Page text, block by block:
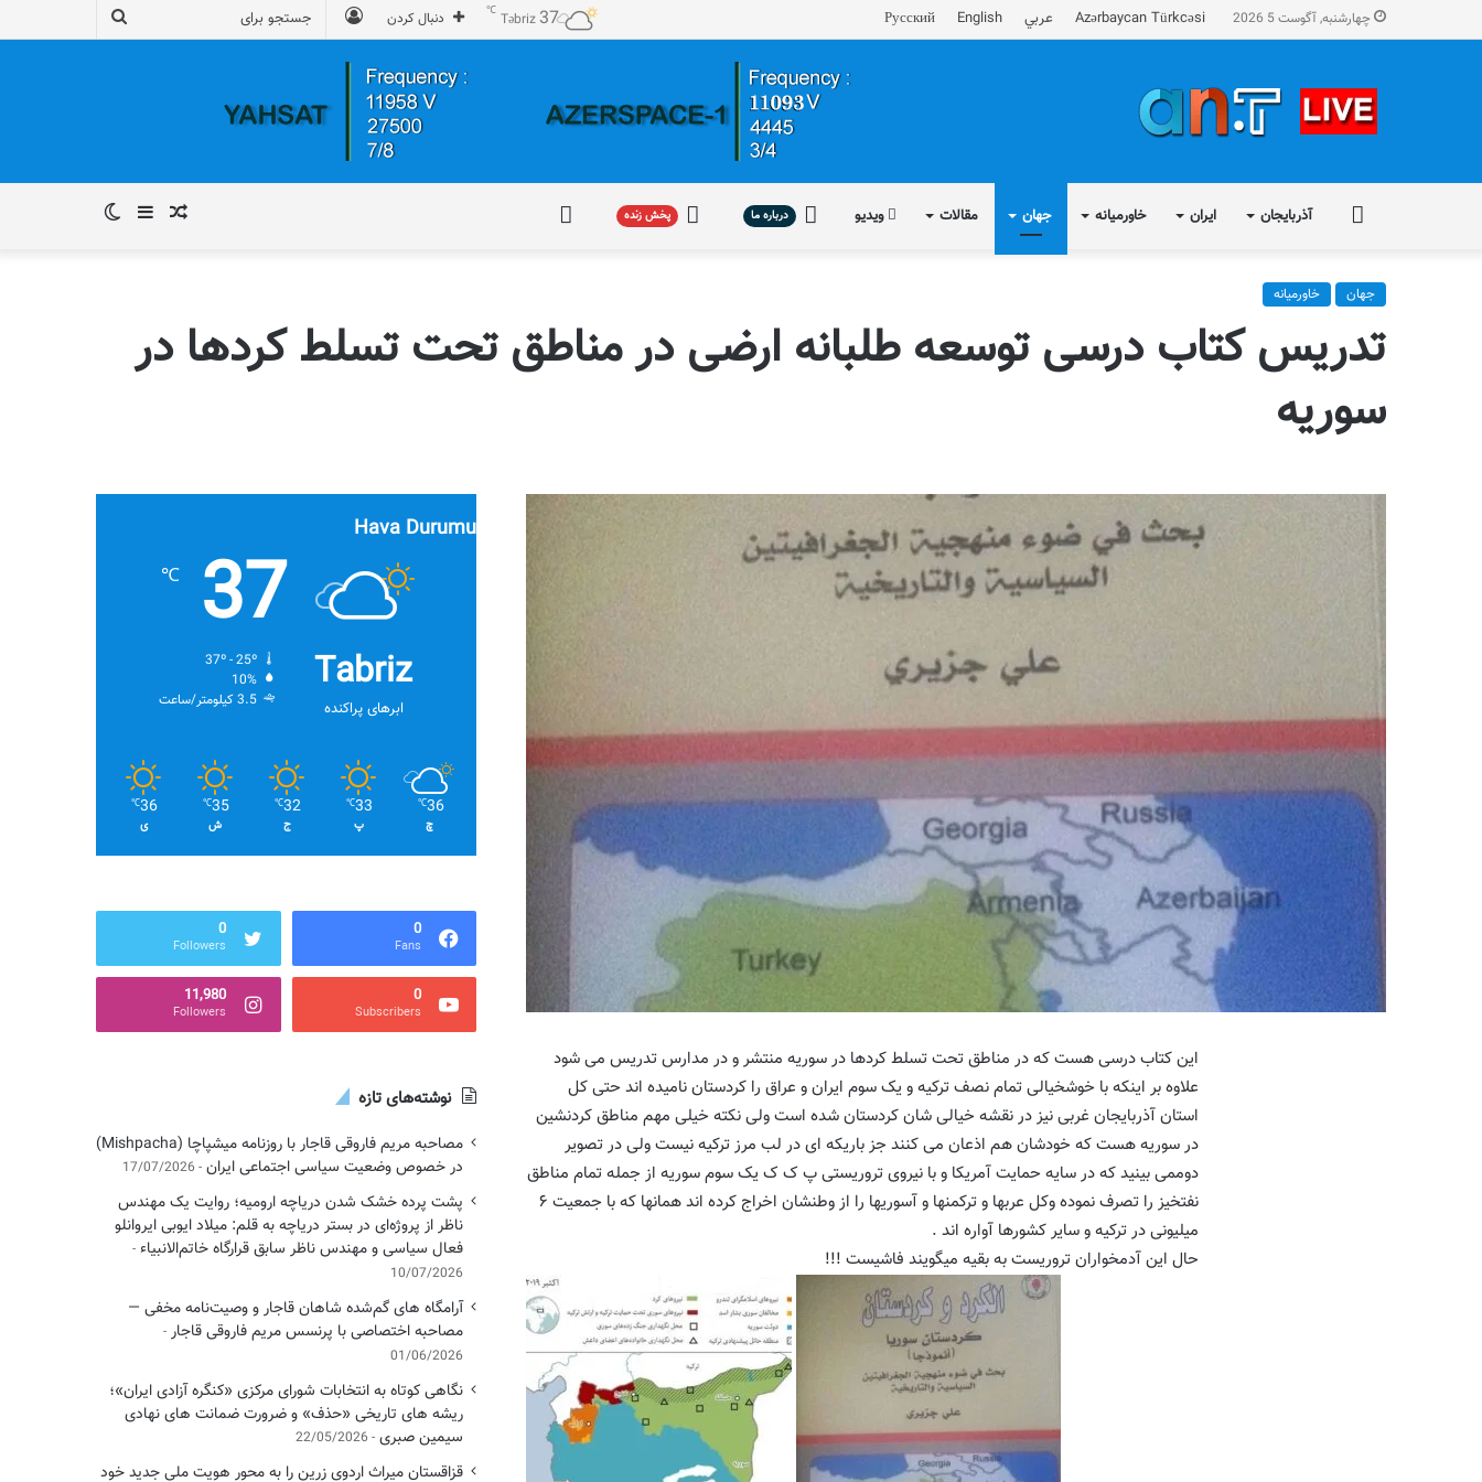
چهارشنبه, آگوست 5 2026 Azərbaycan Türkcəsi عربي English
Русский دنبال کردن Təbriz37
℃
آذربایجان ایران خاورمیانه جهان مقالات ویدیو درباره
درباره ما پخش
پخش زنده سایدبار نوشته
جهان خاورمیانه
تدریس کتاب درسی توسعه طلبانه ارضی در مناطق تحت تسلط کردها در
سوریه
این کتاب درسی هست که در مناطق تحت تسلط کردها در سوریه منتشر و در مدارس تدریس می شود
علاوه بر اینکه با خوشخیالی تمام نصف ترکیه و یک سوم ایران و عراق را کردستان نامیده اند حتی کل
استان آذربایجان غربی نیز در نقشه خیالی شان کردستان شده است ولی نکته خیلی مهم مناطق کردنشین
در سوریه هست که خودشان هم اذعان می کنند جز باریکه ای در لب مرز ترکیه نیست ولی در تصویر
دوممی بینید که در سایه حمایت آمریکا و با نیروی تروریستی پ ک ک یک سوم سوریه از جمله تمام مناطق
نفتخیز را تصرف نموده و‌کل عربها و ترکمنها و آسوریها را از وطنشان اخراج کرده اند همانها که با جمعیت ۶
میلیونی در ترکیه و سایر کشورها آواره اند .
حال این آدمخواران تروریست به بقیه میگویند فاشیست !!!
بیانیه شورای همکاری سازمان‌های آذربایجان
جنوبی درباره محکومیت حمله تجاوزکارانه رژیم
جمهوری اسلامی ایران به جمهوری آذربایجان
Hava Durumu
Tabriz
ابرهای پراکنده
37
℃
10%
3.5 کیلومتر/ساعت
36
℃
چ
33
℃
پ
32
℃
ج
35
℃
ش
36
℃
ی
0
Fans
0
Followers
0
Subscribers
11,980
Followers
نوشته‌های تازه
مصاحبه مریم فاروقی قاجار با روزنامه میشپاچا (Mishpacha)
در خصوص وضعیت سیاسی اجتماعی ایران 17/07/2026
پشت پرده خشک شدن دریاچه ارومیه؛ روایت یک مهندس
ناظر از پروژه‌ای در بستر دریاچه به قلم: میلاد ایوبی ایروانلو
فعال سیاسی و مهندس ناظر سابق قرارگاه خاتم‌الانبیاء
10/07/2026
آرامگاه های گم‌شده شاهان قاجار و وصیت‌نامه مخفی —
مصاحبه اختصاصی با پرنسس مریم فاروقی قاجار
01/06/2026
نگاهی کوتاه به انتخابات شورای مرکزی «کنگره آزادی ایران»؛
ریشه های تاریخی «حذف» و ضرورت ضمانت های نهادی
سیمین صبری 22/05/2026
قزاقستان میراث اردوی زرین را به محور هویت ملی جدید خود